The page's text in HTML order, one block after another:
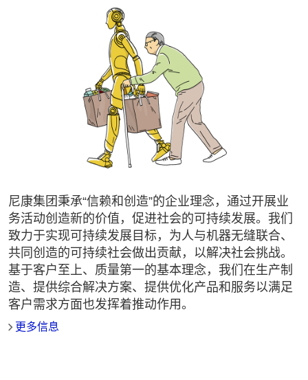
尼康集团秉承“信赖和创造”的企业理念，通过开展业
务活动创造新的价值，促进社会的可持续发展。我们
致力于实现可持续发展目标，为人与机器无缝联合、
共同创造的可持续社会做出贡献，以解决社会挑战。
基于客户至上、质量第一的基本理念，我们在生产制
造、提供综合解决方案、提供优化产品和服务以满足
客户需求方面也发挥着推动作用。
更多信息